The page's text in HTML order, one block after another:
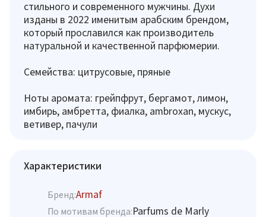
стильного и современного мужчины. Духи
изданы в 2022 именитым арабским брендом,
который прославился как производитель
натуральной и качественной парфюмерии.
Семейства: цитрусовые, пряные
Ноты аромата: грейпфрут, бергамот, лимон,
имбирь, амбретта, фиалка, ambroxan, мускус,
ветивер, пачули
Характеристики
Бренд:Armaf
По мотивам бренда:Parfums de Marly